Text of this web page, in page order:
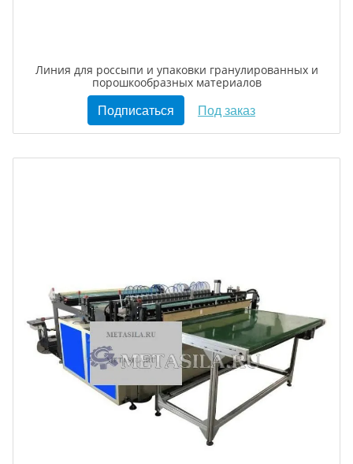
Линия для россыпи и упаковки гранулированных и
порошкообразных материалов
Подписаться Под заказ